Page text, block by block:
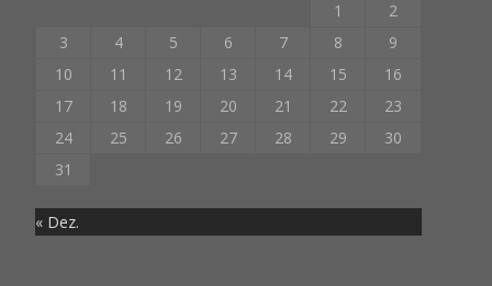
1
2
3
4 5 6 7 8
9
10
11 12 13 14 15
16
17
18 19 20 21 22
23
24
25 26 27 28 29
30
31
« Dez.